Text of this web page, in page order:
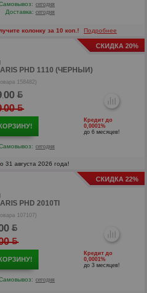
р
сегодня
Доставка: сегодня
колонку за 10 коп.! Подробнее
СКИДКА 20%
PHD 1110 (ЧЕРНЫЙ)
158482)
.00
.00
Кредит до
0,0001%
до 6 месяцев!
сегодня
31 августа 2026 года!
СКИДКА 22%
PHD 2010TI
107107)
Кредит до
0,0001%
до 3 месяцев!
сегодня